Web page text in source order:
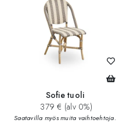
Sofie tuoli
379 € (alv 0%)
Saatavilla myös muita vaihtoehtoja.